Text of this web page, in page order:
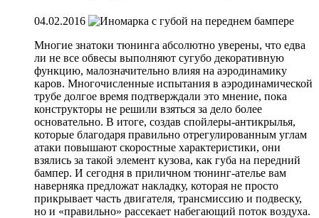
04.02.2016
Многие знатоки тюнинга абсолютно уверены, что едва
ли не все обвесы выполняют сугубо декоративную
функцию, малозначительно влияя на аэродинамику
каров. Многочисленные испытания в аэродинамической
трубе долгое время подтверждали это мнение, пока
конструкторы не решили взяться за дело более
основательно. В итоге, создав спойлеры-антикрылья,
которые благодаря правильно отрегулированным углам
атаки повышают скоростные характеристики, они
взялись за такой элемент кузова, как губа на передний
бампер. И сегодня в приличном тюнинг-ателье вам
наверняка предложат накладку, которая не просто
прикрывает часть двигателя, трансмиссию и подвеску,
но и «правильно» рассекает набегающий поток воздуха.